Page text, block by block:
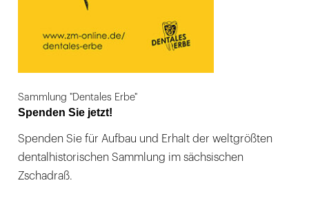
Sammlung "Dentales Erbe"
Spenden Sie jetzt!
Spenden Sie für Aufbau und Erhalt der weltgrößten
dentalhistorischen Sammlung im sächsischen
Zschadraß.